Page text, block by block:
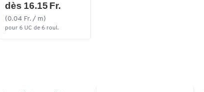
dès 16.15 Fr.
(0.04 Fr. / m)
pour 6 UC de 6 roul.